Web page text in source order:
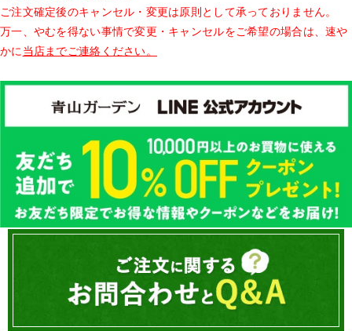
ご注文確定後のキャンセル・変更は原則として承っておりません。
万一、やむを得ない事情で変更・キャンセルをご希望の場合は、速や
かに 当店までご連絡ください。